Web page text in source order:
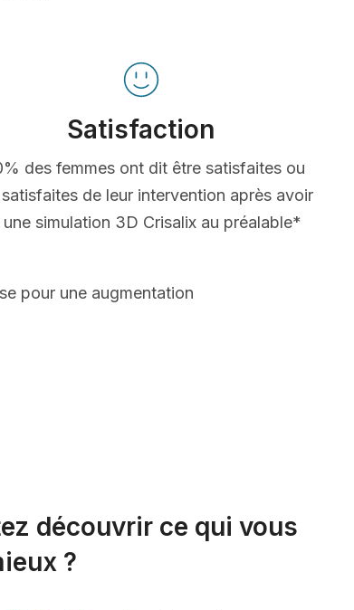
Satisfaction
des femmes ont dit être satisfaites ou
de leur intervention après avoir
simulation 3D Crisalix au préalable*
pour une augmentation
découvrir ce qui vous
?